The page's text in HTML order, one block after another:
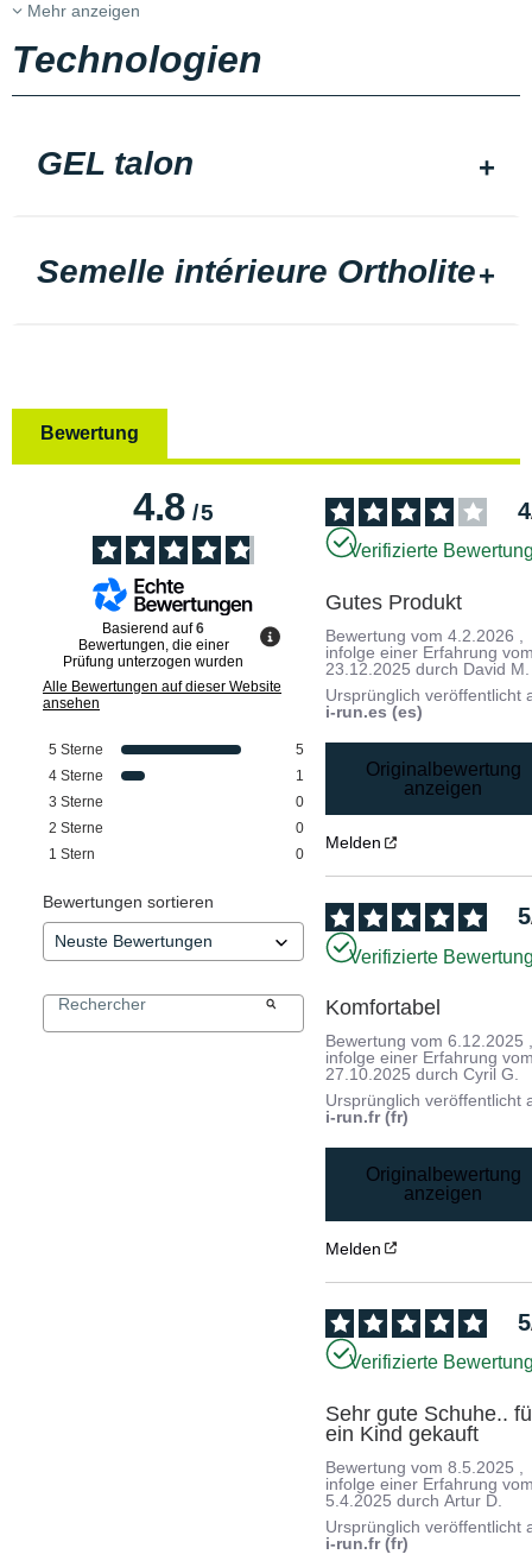
Mehr anzeigen
Technologien
GEL talon
Semelle intérieure Ortholite
Bewertung
4.8/5
Basierend auf6
Bewertungen, die einer
Prüfung unterzogen wurden
Alle Bewertungen auf dieser Website
ansehen
5 Sterne
5
4 Sterne
1
3 Sterne
0
2 Sterne
0
1 Stern 0
Bewertungen sortieren
4
Verifizierte
Gutes Produkt
Bewertung vom4.2.2026
infolge einer Erfahrung
23.12.2025 durch David M.
Ursprünglich veröffentlicht
i-run.es (es)
Originalbewertung
anzeigen
Melden
5
Verifizierte
Komfortabel
Bewertung vom6.12.2025
infolge einer Erfahrung
27.10.2025 durchCyril G.
Ursprünglich veröffentlicht
i-run.fr (fr)
Originalbewertung
anzeigen
Melden
5
Verifizierte
Sehr gute Schuhe..
ein Kind gekauft
Bewertung vom8.5.2025
infolge einer Erfahrung
5.4.2025 durchArtur D.
Ursprünglich veröffentlicht
i-run.fr (fr)